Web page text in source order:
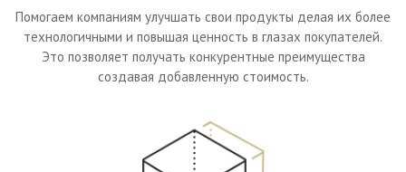
Помогаем компаниям улучшать свои продукты делая их более
технологичными и повышая ценность в глазах покупателей.
Это позволяет получать конкурентные преимущества
создавая добавленную стоимость.